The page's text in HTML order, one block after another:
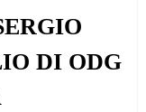
DI ODG